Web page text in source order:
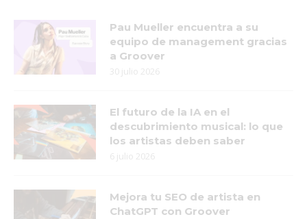
Pau Mueller encuentra a su
equipo de management gracias
a Groover
30 julio 2026
El futuro de la IA en el
descubrimiento musical: lo que
los artistas deben saber
6 julio 2026
Mejora tu SEO de artista en
ChatGPT con Groover